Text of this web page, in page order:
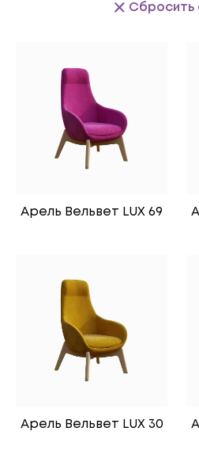
Сбросить
Арель Вельвет LUX 69
Арель Вельвет LUX 30